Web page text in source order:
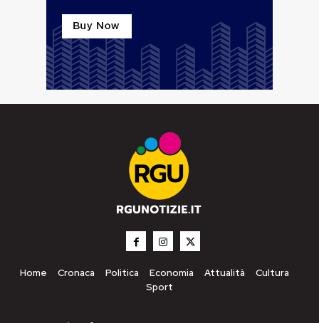
Home Cronaca Politica Economia Attualità
Cultura
Sport